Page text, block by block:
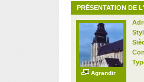
PRÉSENTATION DE
Agrandir